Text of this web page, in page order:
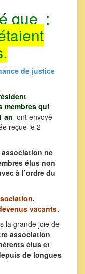
que :
de justice
membres qui
an ont envoyé
reçue le 2
ne
élus non
à l’ordre du
vacants.
la grande joie de
association
élus et
de longues